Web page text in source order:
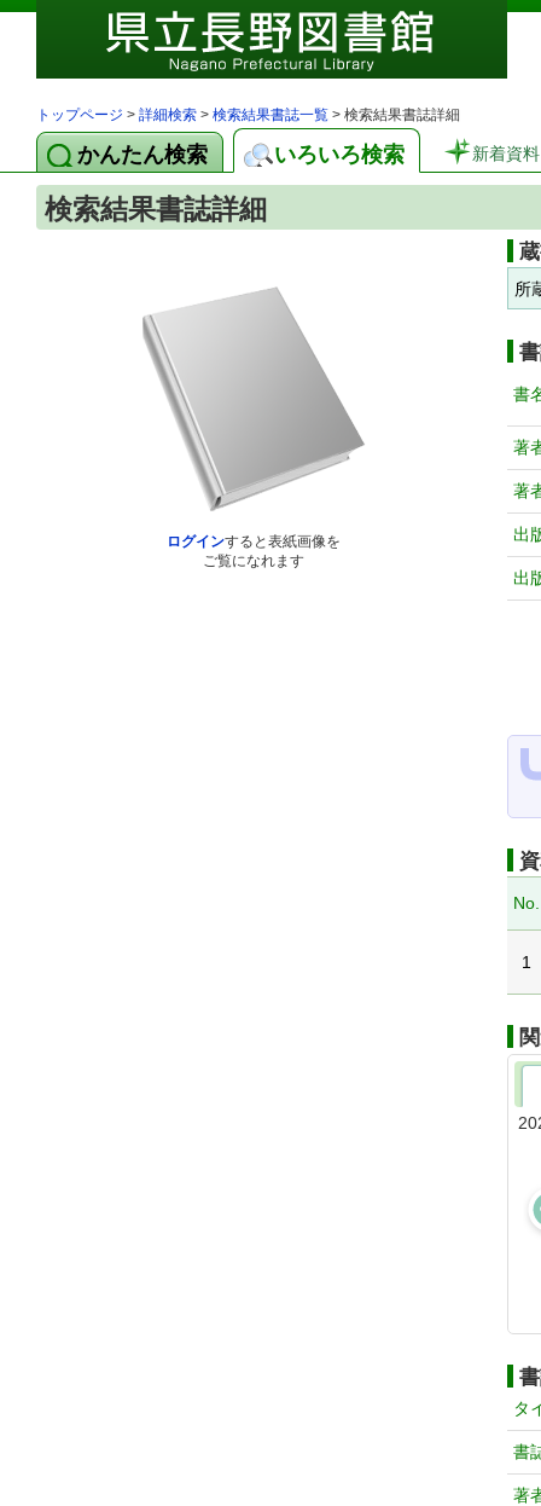
トップページ > 詳細検索 > 検索結果書誌一覧 > 検索結果書誌詳細
かんたん検索 いろいろ検索 新着資料
検索結果書誌詳細
ログインすると表紙画像を
ご覧になれます
所
書
著
著
出
出
No.
1
タ
書
著